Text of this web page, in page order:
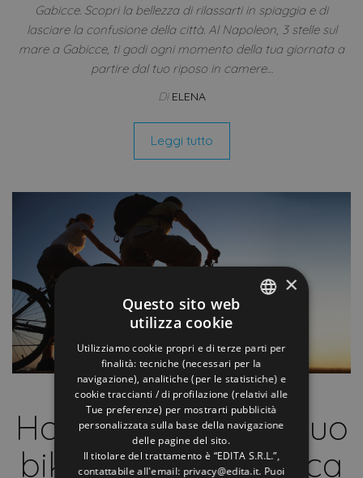
Gabicce. Scopri la bellezza di rilassarti in spiaggia e di
lasciare la confusione della città. Al Napoleon, 3 stelle sul
mare a Gabicce, ti godi ogni momento della tua giornata a
partire dal tuo riposo in camere…
Di ELENA
Leggi tutto
Offerte Cattolica
Hotel Cormoran: il tuo
bike hotel a Cattolica
ENGLISH
GERMAN
FRENCH
×
Questo sito web
utilizza cookie
Utilizziamo cookie propri e di terze parti per
finalità: tecniche (necessari per la
navigazione), analitiche (per le statistiche) e
cookie traccianti / di profilazione (relativi alle
Tue preferenze) per mostrarti pubblicità
personalizzata sulla base della navigazione
delle pagine del sito.
Il titolare del trattamento è “EDITA S.R.L.”,
contattabile all'email: privacy@edita.it. Puoi